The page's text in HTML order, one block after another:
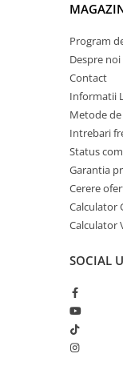
Program
Despre noi
Contact
Informatii
Metode
Intrebari
Status
Garantia
Cerere
Calculator
Calculator
SOCIAL